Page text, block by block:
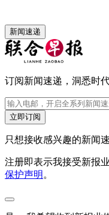
新闻速递
订阅新闻速递，洞悉时代
立即订阅
只想接收感兴趣的新闻
注册即表示我接受新报
保护声明 。